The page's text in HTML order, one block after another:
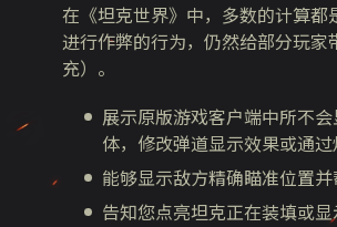
在《坦克世界》中，多数的计算
进行作弊的行为，仍然给部分玩
充）。
展示原版游戏客户端中所不
体，修改弹道显示效果或通
能够显示敌方精确瞄准位置
告知您点亮坦克正在装填或